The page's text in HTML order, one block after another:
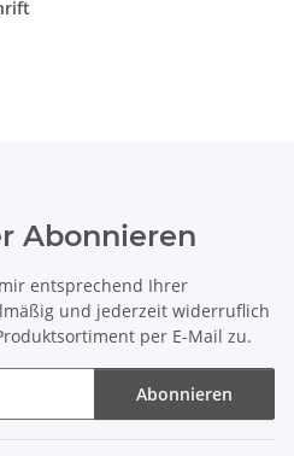
Abonnieren
entsprechend Ihrer
und jederzeit widerruflich
per E-Mail zu.
Abonnieren